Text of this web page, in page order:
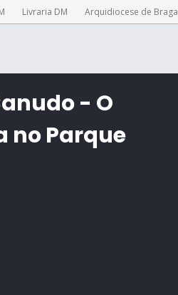
Livraria DM Arquidiocese de Braga
- O
no Parque